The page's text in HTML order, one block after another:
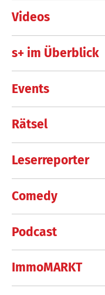
Videos
s+ im Überblick
Events
Rätsel
Leserreporter
Comedy
Podcast
ImmoMARKT